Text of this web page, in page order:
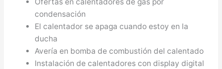
condensación
El calentador se apaga cuando estoy en la
ducha
Avería en bomba de combustión del calentado
Instalación de calentadores con display digital